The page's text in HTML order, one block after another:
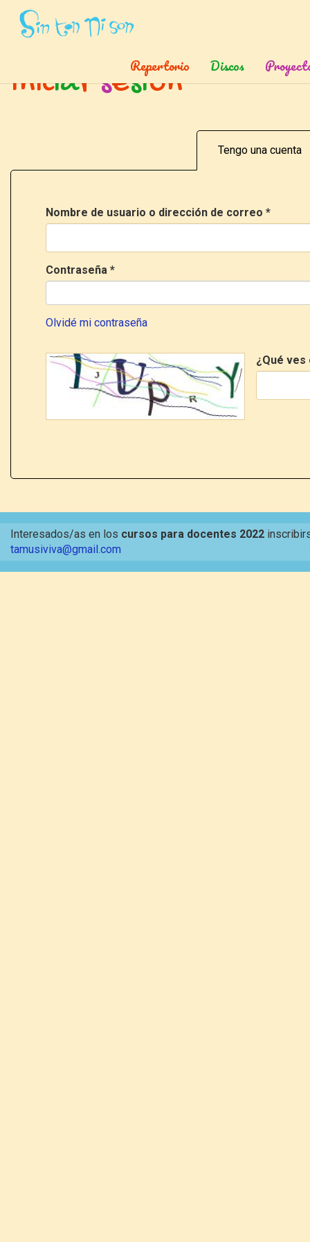
Repertorio Discos
Inicio » Ingresar
Iniciarsesión
Tengo una cuenta
Nombre de usuario o dirección de correo *
Contraseña *
Olvidé mi contraseña
¿Qué
Interesados/as en los cursos para docentes 2022
tamusiviva@gmail.com